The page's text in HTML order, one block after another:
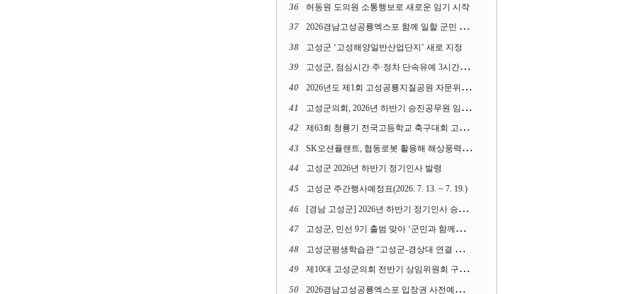
36 허동원 도의원 소통행보로 새로운 임기 시작
37 2026경남고성공룡엑스포 함께 일할 군민 모집
38 고성군 ‘고성해양일반산업단지’ 새로 지정
39 고성군, 점심시간 주·정차 단속유예 3시간으로 확대
40 2026년도 제1회 고성공룡지질공원 자문위원회 열어
41 고성군의회, 2026년 하반기 승진공무원 임용장 수여
42 제63회 청룡기 전국고등학교 축구대회 고성서 열린다
43 SK오션플랜트, 협동로봇 활용해 해상풍력 생산 혁신 속도 낸다
44 고성군 2026년 하반기 정기인사 발령
45 고성군 주간행사예정표(2026. 7. 13. ~ 7. 19.)
46 [경남 고성군] 2026년 하반기 정기인사 승진심사 결과
47 고성군, 민선 9기 출범 맞아 ‘군민과 함께하는 대전환 소통간담회’ 열어
48 고성군평생학습관 “고성군-경상대 연결 평생교육” 운영
49 제10대 고성군의회 전반기 상임위원회 구성 완료
50 2026경남고성공룡엑스포 입장권 사전예매 시작